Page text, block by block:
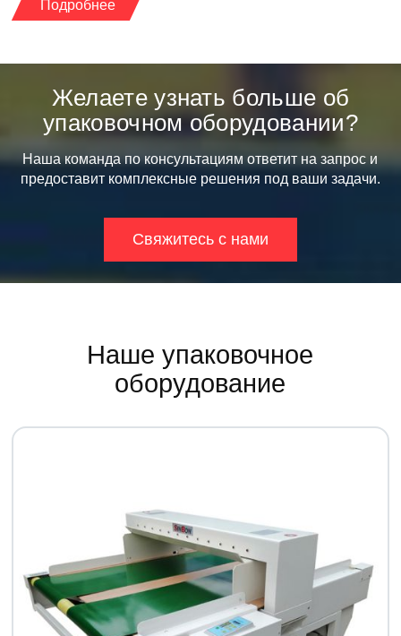
Подробнее
Желаете узнать больше об
упаковочном оборудовании?
Наша команда по консультациям ответит на запрос и
предоставит комплексные решения под ваши задачи.
Свяжитесь с нами
Наше упаковочное
оборудование